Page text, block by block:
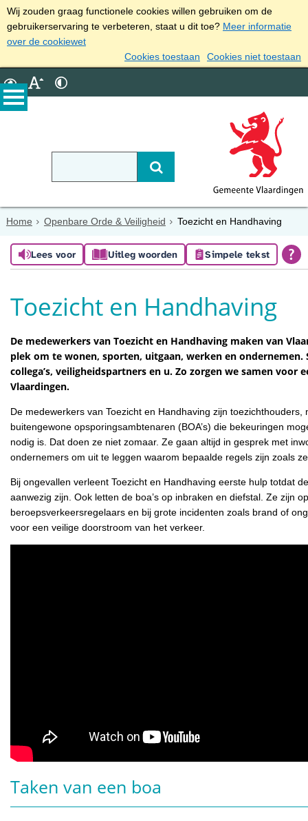
Wij zouden graag functionele cookies willen gebruiken om de
gebruikerservaring te verbeteren, staat u dit toe? Meer informatie
over de cookiewet
Cookies toestaan
Cookies niet toestaan
Home Openbare Orde & Veiligheid Toezicht en Handhaving
Lees voor Uitleg woorden Simpele tekst
Toezicht en Handhaving
De medewerkers van Toezicht en Handhaving maken van
plek om te wonen, sporten, uitgaan, werken en ondernemen.
collega’s, veiligheidspartners en u. Zo zorgen we samen voor
Vlaardingen.
De medewerkers van Toezicht en Handhaving zijn toezichthouders,
buitengewone opsporingsambtenaren (BOA’s) die bekeuringen
nodig is. Dat doen ze niet zomaar. Ze gaan altijd in gesprek met
ondernemers om uit te leggen waarom bepaalde regels zijn zoals
Bij ongevallen verleent Toezicht en Handhaving eerste hulp totdat
aanwezig zijn. Ook letten de boa’s op inbraken en diefstal. Ze zijn
beroepsverkeersregelaars en bij grote incidenten zoals brand of
voor een veilige doorstroom van het verkeer.
Taken van een boa